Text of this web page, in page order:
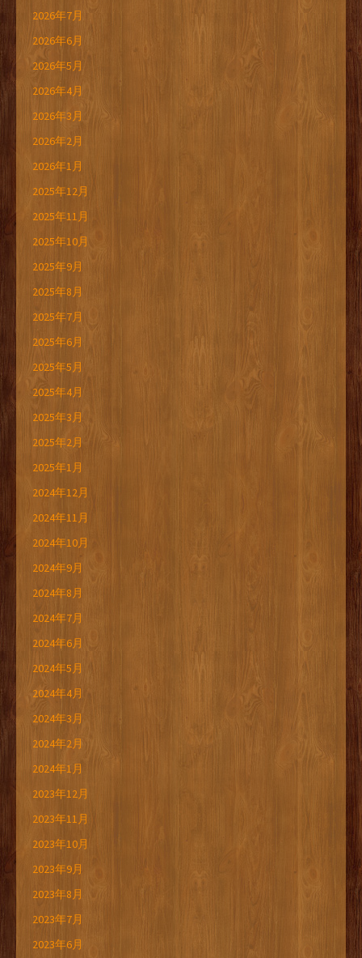
2026年7月
2026年6月
2026年5月
2026年4月
2026年3月
2026年2月
2026年1月
2025年12月
2025年11月
2025年10月
2025年9月
2025年8月
2025年7月
2025年6月
2025年5月
2025年4月
2025年3月
2025年2月
2025年1月
2024年12月
2024年11月
2024年10月
2024年9月
2024年8月
2024年7月
2024年6月
2024年5月
2024年4月
2024年3月
2024年2月
2024年1月
2023年12月
2023年11月
2023年10月
2023年9月
2023年8月
2023年7月
2023年6月